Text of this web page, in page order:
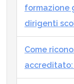
formazione
dirigenti
Come